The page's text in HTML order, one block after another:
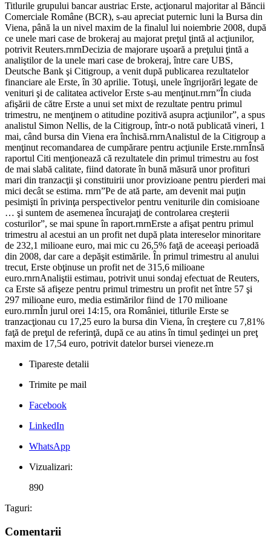
Titlurile grupului bancar austriac Erste, acţionarul majoritar al Băncii
Comerciale Române (BCR), s-au apreciat puternic luni la Bursa din
Viena, până la un nivel maxim de la finalul lui noiembrie 2008, după
ce unele mari case de brokeraj au majorat preţul ţintă al acţiunilor,
potrivit Reuters.rnrnDecizia de majorare uşoară a preţului ţintă a
analiştilor de la unele mari case de brokeraj, între care UBS,
Deutsche Bank şi Citigroup, a venit după publicarea rezultatelor
financiare ale Erste, în 30 aprilie. Totuşi, unele îngrijorări legate de
venituri şi de calitatea activelor Erste s-au menţinut.rnrn”În ciuda
afişării de către Erste a unui set mixt de rezultate pentru primul
trimestru, ne menţinem o atitudine pozitivă asupra acţiunilor”, a spus
analistul Simon Nellis, de la Citigroup, într-o notă publicată vineri, 1
mai, când bursa din Viena era închisă.rnrnAnalistul de la Citigroup a
menţinut recomandarea de cumpărare pentru acţiunile Erste.rnrnÎnsă
raportul Citi menţionează că rezultatele din primul trimestru au fost
de mai slabă calitate, fiind datorate în bună măsură unor profituri
mari din tranzacţii şi constituirii unor provizioane pentru pierderi mai
mici decât se estima. rnrn”Pe de ată parte, am devenit mai puţin
pesimişti în privinţa perspectivelor pentru veniturile din comisioane
… şi suntem de asemenea încurajaţi de controlarea creşterii
costurilor”, se mai spune în raport.rnrnErste a afişat pentru primul
trimestru al acestui an un profit net după plata intereselor minoritare
de 232,1 milioane euro, mai mic cu 26,5% faţă de aceeaşi perioadă
din 2008, dar care a depăşit estimările. În primul trimestru al anului
trecut, Erste obţinuse un profit net de 315,6 milioane
euro.rnrnAnaliştii estimau, potrivit unui sondaj efectuat de Reuters,
ca Erste să afişeze pentru primul trimestru un profit net între 57 şi
297 milioane euro, media estimărilor fiind de 170 milioane
euro.rnrnÎn jurul orei 14:15, ora României, titlurile Erste se
tranzacţionau cu 17,25 euro la bursa din Viena, în creştere cu 7,81%
faţă de preţul de referinţă, după ce au atins în timul şedinţei un preţ
maxim de 17,54 euro, potrivit datelor bursei vieneze.rn
Tipareste detalii
Trimite pe mail
Facebook
LinkedIn
WhatsApp
Vizualizari:
890
Taguri:
Comentarii